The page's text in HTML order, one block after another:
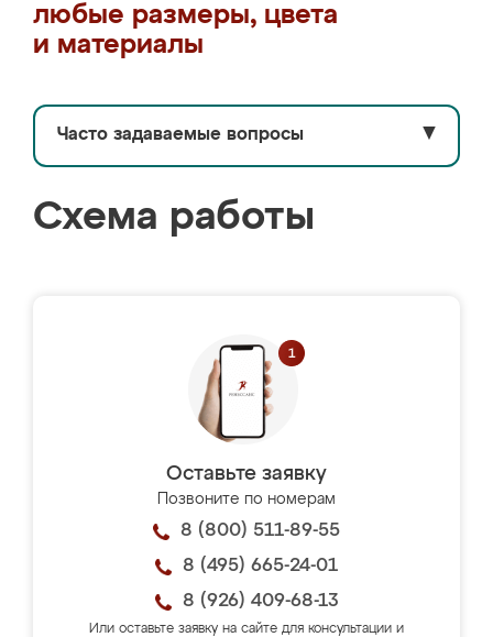
любые размеры, цвета
и материалы
Часто задаваемые вопросы ▼
Схема работы
Оставьте заявку
Позвоните по номерам
8 (800) 511-89-55
8 (495) 665-24-01
8 (926) 409-68-13
Или оставьте заявку на сайте для консультации и